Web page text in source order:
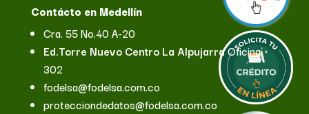
Contácto en Medellín
Cra. 55 No.40 A-20
Ed.Torre Nuevo Centro La AlpujarraOficina
302
fodelsa@fodelsa.com.co
protecciondedatos@fodelsa.com.co